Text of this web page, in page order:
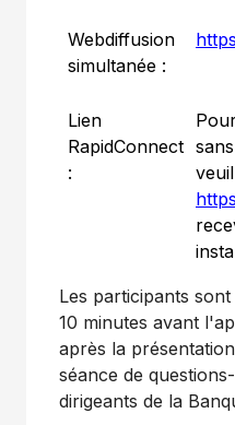
Webdiffusion
simultanée :
Lien
RapidConnect
:
Les participants
10 minutes avant
après la
séance de
dirigeants de la